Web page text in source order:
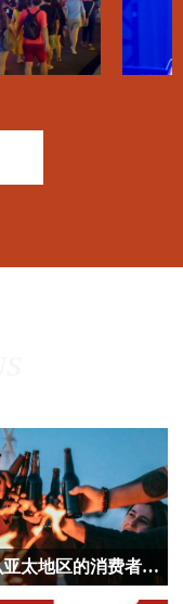
为什么亚太地区的消费者饮酒量减少了？